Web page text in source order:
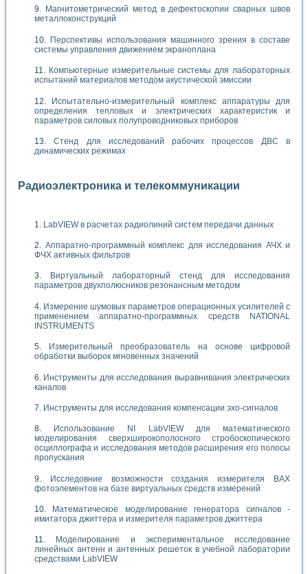
Магнитометрический метод в дефектоскопии сварных швов
металлоконструкций
Перспективы использования машинного зрения в составе
системы управления движением экраноплана
Компьютерные измерительные системы для лабораторных
испытаний материалов методом акустической эмиссии
Испытательно-измерительный комплекс аппаратуры для
определения тепловых и электрических характеристик и
параметров силовых полупроводниковых приборов
Стенд для исследований рабочих процессов ДВС в
динамических режимах
Радиоэлектроника и телекоммуникации
LabVIEW в расчетах радиолиний систем передачи данных
Аппаратно-программный комплекс для исследования АЧХ и
ФЧХ активных фильтров
Виртуальный лабораторный стенд для исследования
параметров двухполюсников резонансным методом
Измерение шумовых параметров операционных усилителей с
применением аппаратно-программных средств NATIONAL
INSTRUMENTS
Измерительный преобразователь на основе цифровой
обработки выборок мгновенных значений
Инструменты для исследования выравнивания электрических
каналов
Инструменты для исследования компенсации эхо-сигналов
Использование NI LabVIEW для математического
моделирования сверхширокополосного стробоскопического
осциллографа и исследования методов расширения его полосы
пропускания
Исследовние возможности создания измерителя ВАХ
фотоэлементов на базе виртуальных средств измерений
Математическое моделирование генератора сигналов -
имитатора джиттера и измерителя параметров джиттера
Моделирование и экспериментальное исследование
линейных антенн и антенных решеток в учебной лаборатории
средствами LabVIEW